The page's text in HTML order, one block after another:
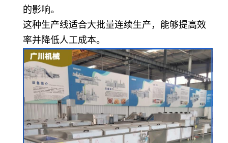
的影响。
这种生产线适合大批量连续生产，能够提高效
率并降低人工成本。